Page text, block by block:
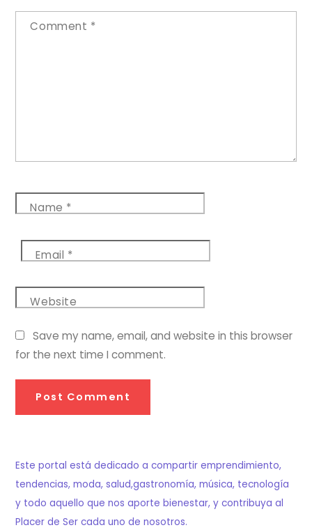
Comment *
Name *
Email *
Website
Save my name, email, and website in this browser
for the next time I comment.
Este portal está dedicado a compartir emprendimiento,
tendencias, moda, salud,gastronomía, música, tecnología
y todo aquello que nos aporte bienestar, y contribuya al
Placer de Ser cada uno de nosotros.